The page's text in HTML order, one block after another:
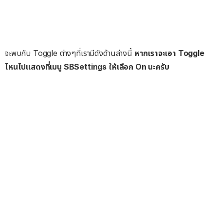
จะพบกับ Toggle ต่างๆที่เรามีดังด้านล่างนี้ หากเราจะเอา Toggle
ไหนไปแสดงที่เมนู SBSettings ให้เลือก On นะครับ